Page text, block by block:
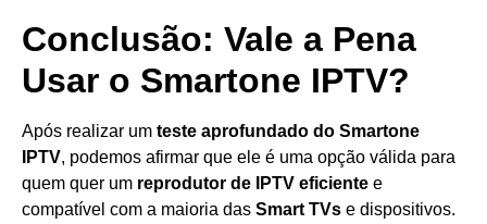
Conclusão: Vale a Pena
Usar o Smartone IPTV?
Após realizar um teste aprofundado do Smartone
IPTV, podemos afirmar que ele é uma opção válida para
quem quer um reprodutor de IPTV eficiente e
compatível com a maioria das Smart TVs e dispositivos.